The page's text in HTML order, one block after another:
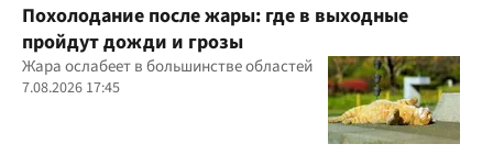
Похолодание после жары: где в выходные
пройдут дожди и грозы
Жара ослабеет в большинстве областей
7.08.2026 17:45